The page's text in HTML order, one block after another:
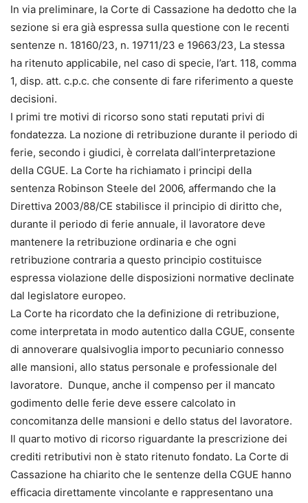
In via preliminare, la Corte di Cassazione ha dedotto che la
sezione si era già espressa sulla questione con le recenti
sentenze n. 18160/23, n. 19711/23 e 19663/23, La stessa
ha ritenuto applicabile, nel caso di specie, l’art. 118, comma
1, disp. att. c.p.c. che consente di fare riferimento a queste
decisioni.
I primi tre motivi di ricorso sono stati reputati privi di
fondatezza. La nozione di retribuzione durante il periodo di
ferie, secondo i giudici, è correlata dall’interpretazione
della CGUE. La Corte ha richiamato i principi della
sentenza Robinson Steele del 2006, affermando che la
Direttiva 2003/88/CE stabilisce il principio di diritto che,
durante il periodo di ferie annuale, il lavoratore deve
mantenere la retribuzione ordinaria e che ogni
retribuzione contraria a questo principio costituisce
espressa violazione delle disposizioni normative declinate
dal legislatore europeo.
La Corte ha ricordato che la definizione di retribuzione,
come interpretata in modo autentico dalla CGUE, consente
di annoverare qualsivoglia importo pecuniario connesso
alle mansioni, allo status personale e professionale del
lavoratore. Dunque, anche il compenso per il mancato
godimento delle ferie deve essere calcolato in
concomitanza delle mansioni e dello status del lavoratore.
Il quarto motivo di ricorso riguardante la prescrizione dei
crediti retributivi non è stato ritenuto fondato. La Corte di
Cassazione ha chiarito che le sentenze della CGUE hanno
efficacia direttamente vincolante e rappresentano una